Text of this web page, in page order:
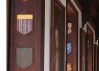
Průkaz Náš člověk *
* Platí pouze pro
průkazu)